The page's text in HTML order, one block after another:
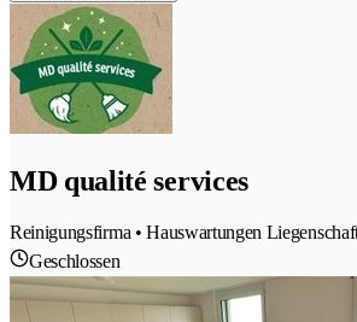
MD qualité services
Reinigungsfirma • Hauswartungen
Geschlossen